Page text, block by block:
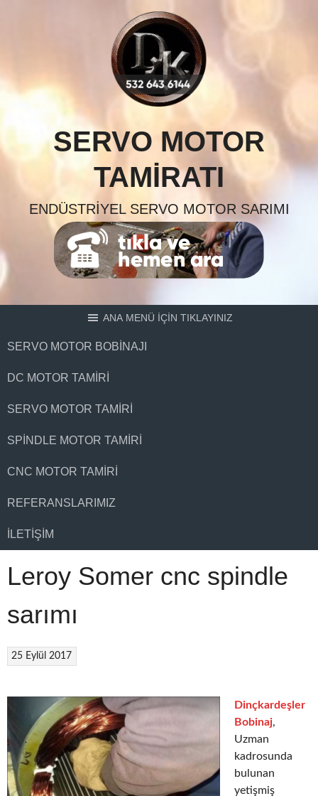
SERVO MOTOR
TAMIRATI
ENDÜSTRIYEL SERVO MOTOR SARIMI
ANA MENÜ İÇİN TIKLAYINIZ
SERVO MOTOR BOBINAJI
DC MOTOR TAMIRI
SERVO MOTOR TAMIRI
SPINDLE MOTOR TAMIRI
CNC MOTOR TAMIRI
REFERANSLARIMIZ
İLETIŞIM
Leroy Somer cnc spindle
sarımı
25 Eylül 2017
Dinçkardeşler
Bobinaj,
Uzman
kadrosunda
bulunan
yetişmiş